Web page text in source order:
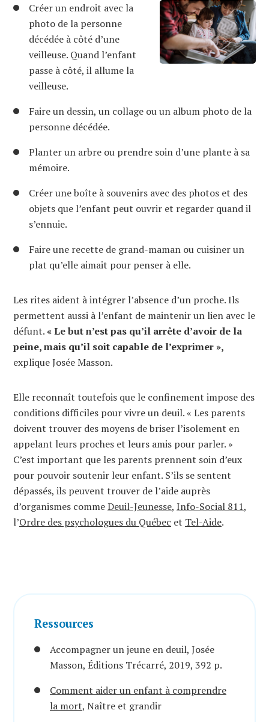
Créer un endroit avec la
photo de la personne
décédée à côté d’une
veilleuse. Quand l’enfant
passe à côté, il allume la
veilleuse.
Faire un dessin, un collage ou un album photo de la
personne décédée.
Planter un arbre ou prendre soin d’une plante à sa
mémoire.
Créer une boîte à souvenirs avec des photos et des
objets que l’enfant peut ouvrir et regarder quand il
s’ennuie.
Faire une recette de grand-maman ou cuisiner un
plat qu’elle aimait pour penser à elle.
Les rites aident à intégrer l’absence d’un proche. Ils
permettent aussi à l’enfant de maintenir un lien avec le
défunt.« Le but n’est pas qu’il arrête d’avoir de la
peine, mais qu’il soit capable de l’exprimer »,
explique Josée Masson.
Elle reconnaît toutefois que le confinement impose des
conditions difficiles pour vivre un deuil. « Les parents
doivent trouver des moyens de briser l’isolement en
appelant leurs proches et leurs amis pour parler. »
C’est important que les parents prennent soin d’eux
pour pouvoir soutenir leur enfant. S’ils se sentent
dépassés, ils peuvent trouver de l’aide auprès
d’organismes commeDeuil-Jeunesse, Info-Social 811,
l’Ordre des psychologues du Québec et Tel-Aide.
Ressources
Accompagner un jeune en deuil, Josée
Masson, Éditions Trécarré, 2019, 392 p.
Comment aider un enfant à comprendre
la mort, Naître et grandir